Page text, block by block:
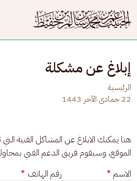
إبلاغ عن مشكلة
الرئيسية
22 جمادى الآخر 1443
هنا يمكنك الابلاغ عن المشاكل الفنية
الموقع، وسيقوم فريق الدعم الفني
الاسم
رقم الهاتف